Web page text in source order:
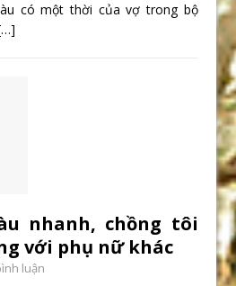
có một thời của vợ trong bộ
nhanh, chồng tôi
với phụ nữ khác
luận